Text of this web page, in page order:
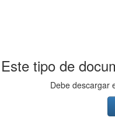
Este tipo de
Debe descargar